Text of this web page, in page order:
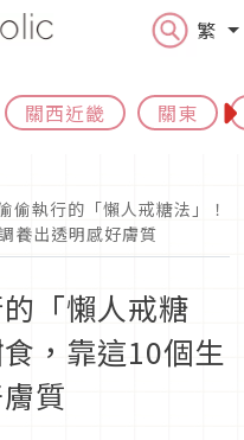
繁
關西近畿 關東
偷執行的「懶人戒糖法」！
養出透明感好膚質
「懶人戒糖
，靠這10個生
質